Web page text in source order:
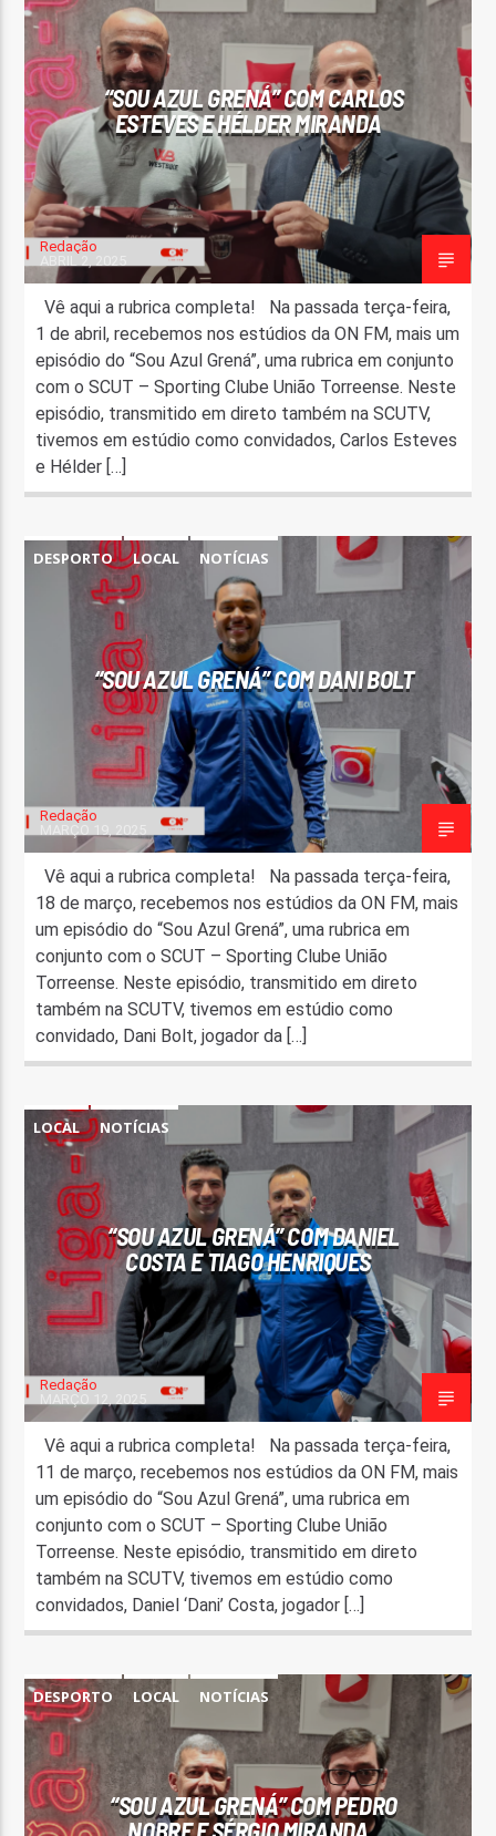
“SOU AZUL GRENÁ” COM CARLOS
ESTEVES E HÉLDER MIRANDA
Redação
Vê aqui a rubrica completa! Na passada terça-feira,
1 de abril, recebemos nos estúdios da ON FM, mais um
episódio do “Sou Azul Grená”, uma rubrica em conjunto
com o SCUT – Sporting Clube União Torreense. Neste
episódio, transmitido em direto também na SCUTV,
tivemos em estúdio como convidados, Carlos Esteves
e Hélder […]
DESPORTO LOCAL NOTÍCIAS
“SOU AZUL GRENÁ” COM DANI BOLT
Redação
Vê aqui a rubrica completa! Na passada terça-feira,
18 de março, recebemos nos estúdios da ON FM, mais
um episódio do “Sou Azul Grená”, uma rubrica em
conjunto com o SCUT – Sporting Clube União
Torreense. Neste episódio, transmitido em direto
também na SCUTV, tivemos em estúdio como
convidado, Dani Bolt, jogador da […]
LOCAL NOTÍCIAS
“SOU AZUL GRENÁ” COM DANIEL
COSTA E TIAGO HENRIQUES
Redação
Vê aqui a rubrica completa! Na passada terça-feira,
11 de março, recebemos nos estúdios da ON FM, mais
um episódio do “Sou Azul Grená”, uma rubrica em
conjunto com o SCUT – Sporting Clube União
Torreense. Neste episódio, transmitido em direto
também na SCUTV, tivemos em estúdio como
convidados, Daniel ‘Dani’ Costa, jogador […]
DESPORTO LOCAL NOTÍCIAS
“SOU AZUL GRENÁ” COM PEDRO